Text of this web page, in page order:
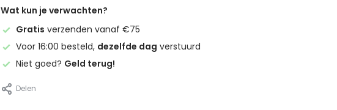
Wat kun je verwachten?
Gratis verzenden vanaf €75
Voor 16:00 besteld, dezelfde dag verstuurd
Niet goed? Geld terug!
Delen